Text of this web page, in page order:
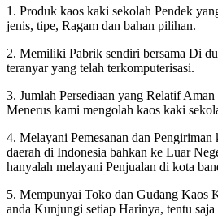
1. Produk kaos kaki sekolah Pendek
jenis, tipe, Ragam dan bahan pilihan.
2. Memiliki Pabrik sendiri bersama Di
teranyar yang telah terkomputerisasi.
3. Jumlah Persediaan yang Relatif Aman
Menerus kami mengolah kaos kaki
4. Melayani Pemesanan dan Pengiriman
daerah di Indonesia bahkan ke Luar
hanyalah melayani Penjualan di kota
5. Mempunyai Toko dan Gudang Kaos
anda Kunjungi setiap Harinya, tentu